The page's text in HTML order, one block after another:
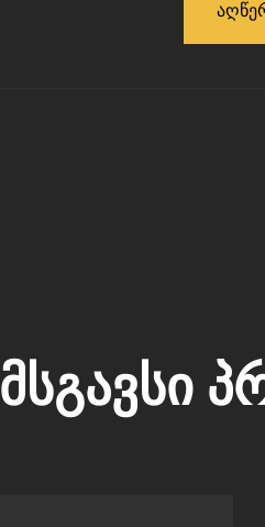
ᲛᲡᲒᲐᲕᲡᲘ